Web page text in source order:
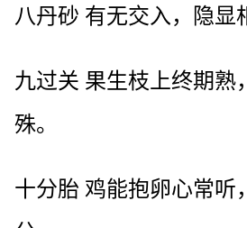
八丹砂 有无交入，隐显
九过关 果生枝上终期熟
殊。
十分胎 鸡能抱卵心常听